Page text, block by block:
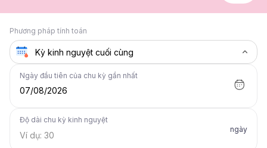
Phương pháp tính toán
Ngày đầu tiên của chu kỳ gần nhất
07/08/2026
Độ dài chu kỳ kinh nguyệt
ngày